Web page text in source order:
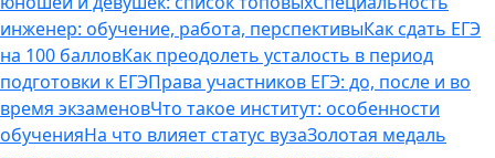
инженер: обучение, работа, перспективыКак сдать ЕГЭ
на 100 балловКак преодолеть усталость в период
подготовки к ЕГЭПрава участников ЕГЭ: до, после и во
время экзаменовЧто такое институт: особенности
обученияНа что влияет статус вузаЗолотая медаль